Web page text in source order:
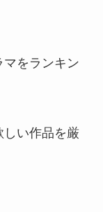
をランキン
しい作品を厳